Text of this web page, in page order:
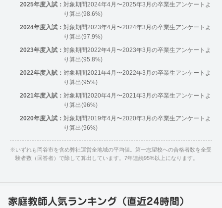
2025年度入試： 対象期間2024年4月〜2025年3月の卒業生アンケートよ
り算出(98.6%)
2024年度入試： 対象期間2023年4月〜2024年3月の卒業生アンケートよ
り算出(97.9%)
2023年度入試： 対象期間2022年4月〜2023年3月の卒業生アンケートよ
り算出(95.8%)
2022年度入試： 対象期間2021年4月〜2022年3月の卒業生アンケートよ
り算出(95%)
2021年度入試： 対象期間2020年4月〜2021年3月の卒業生アンケートよ
り算出(96%)
2020年度入試： 対象期間2019年4月〜2020年3月の卒業生アンケートよ
り算出(96%)
※いずれも岡谷市を含め弊社運営全地域の平均値。第一志望校への合格者数を全受
験者数（回答者）で除して算出しています。7年連続95%以上になります。
家庭教師人気ランキング（直近24時間）